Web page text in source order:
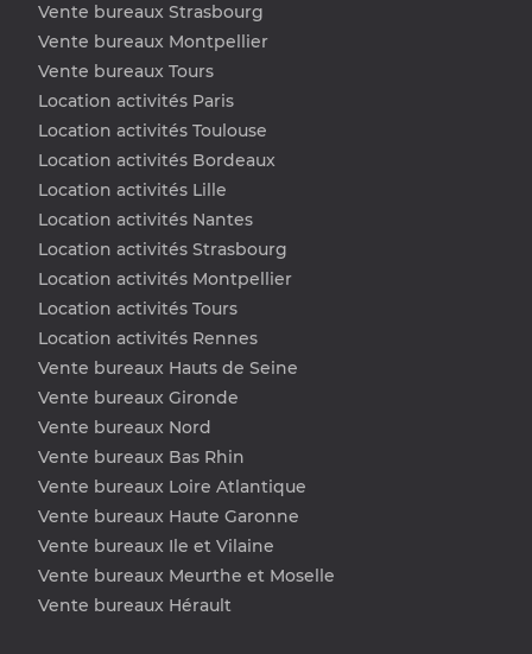
Vente bureaux Strasbourg
Vente bureaux Montpellier
Vente bureaux Tours
Location activités Paris
Location activités Toulouse
Location activités Bordeaux
Location activités Lille
Location activités Nantes
Location activités Strasbourg
Location activités Montpellier
Location activités Tours
Location activités Rennes
Vente bureaux Hauts de Seine
Vente bureaux Gironde
Vente bureaux Nord
Vente bureaux Bas Rhin
Vente bureaux Loire Atlantique
Vente bureaux Haute Garonne
Vente bureaux Ile et Vilaine
Vente bureaux Meurthe et Moselle
Vente bureaux Hérault